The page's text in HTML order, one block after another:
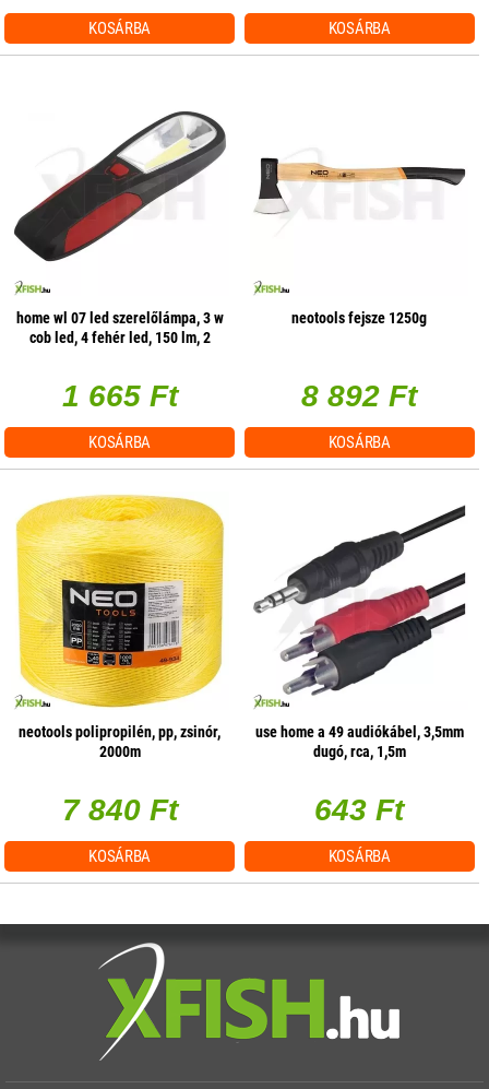
KOSÁRBA KOSÁRBA
home wl 07 led szerelőlámpa, 3 w
cob led, 4 fehér led, 150 lm, 2
1 665 Ft
KOSÁRBA
neotools fejsze 1250g
8 892 Ft
KOSÁRBA
neotools polipropilén, pp, zsinór,
2000m
7 840 Ft
KOSÁRBA
use home a 49 audiókábel, 3,5mm
dugó, rca, 1,5m
643 Ft
KOSÁRBA